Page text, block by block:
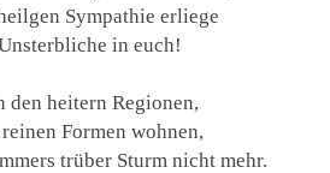
Sympathie erliege
in euch!
den heitern Regionen,
Formen wohnen,
trüber Sturm nicht mehr.